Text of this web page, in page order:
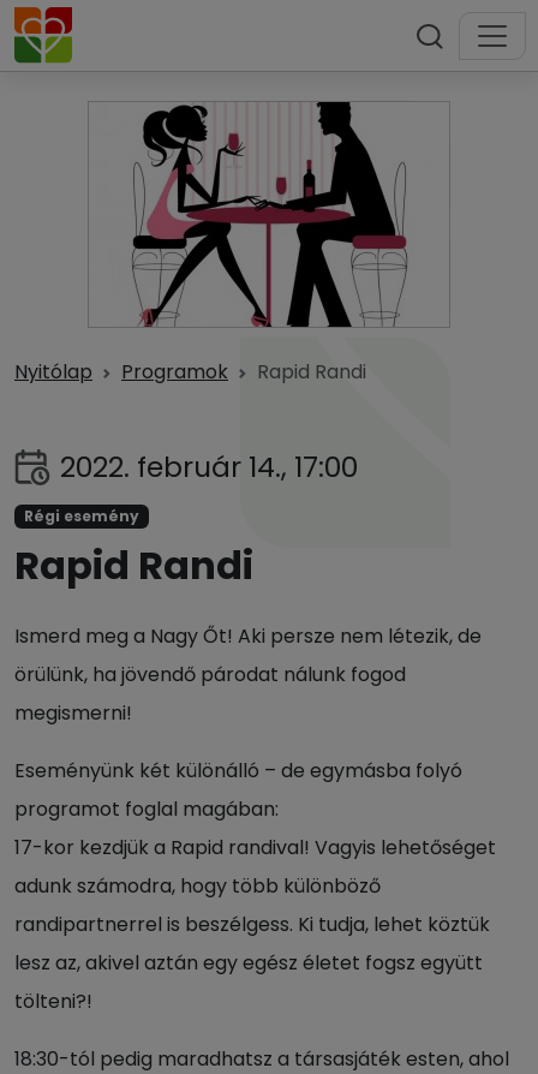
Nyitólap Programok Rapid Randi
2022. február 14., 17:00
Régi esemény
Rapid Randi
Ismerd meg a Nagy Őt! Aki persze nem létezik, de
örülünk, ha jövendő párodat nálunk fogod
megismerni!
Eseményünk két különálló – de egymásba folyó
programot foglal magában:
17-kor kezdjük a Rapid randival! Vagyis lehetőséget
adunk számodra, hogy több különböző
randipartnerrel is beszélgess. Ki tudja, lehet köztük
lesz az, akivel aztán egy egész életet fogsz együtt
tölteni?!
18:30-tól pedig maradhatsz a társasjáték esten, ahol